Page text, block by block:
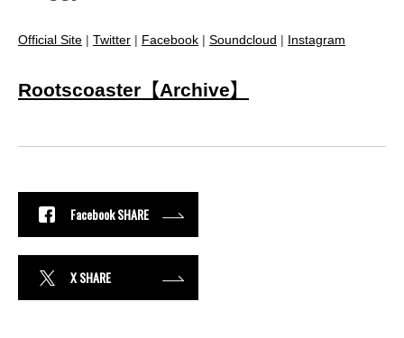
Official Site | Twitter | Facebook | Soundcloud | Instagram
Rootscoaster【Archive】
Facebook SHARE
X SHARE